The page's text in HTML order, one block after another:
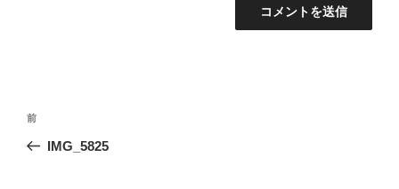
投
ナ
前
の
前
IMG_5825